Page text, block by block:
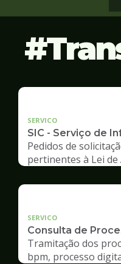
SERVICO
SIC - Serviço de
Pedidos de
pertinentes à Lei
SERVICO
Consulta de
Tramitação dos
bpm, processo